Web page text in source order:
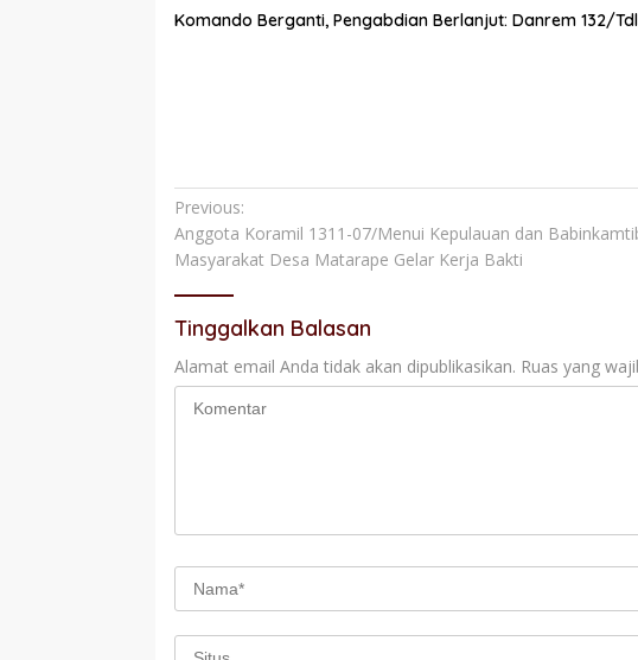
Komando Berganti, Pengabdian Berlanjut: Danrem 132/
Navigasi
pos
Previous:
Anggota Koramil 1311-07/Menui Kepulauan dan
Masyarakat Desa Matarape Gelar Kerja Bakti
Tinggalkan Balasan
Alamat email Anda tidak akan dipublikasikan. Ruas yang